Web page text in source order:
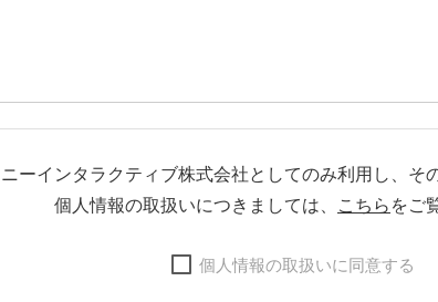
ーインタラクティブ株式会社としてのみ利用し、そ
個人情報の取扱いにつきましては、 こちら をご
個人情報の取扱いに同意する